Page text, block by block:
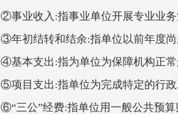
②事业收入:指事业单位开展专业业务
③年初结转和结余:指单位以前年度尚
④基本支出:指为单位为保障机构正常
⑤项目支出:指单位为完成特定的行政
⑥“三公”经费:指单位用一般公共预